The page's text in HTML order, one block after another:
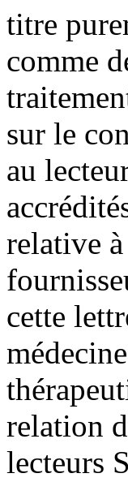
titre
comme
sur le
au
relative
cette
relation
lecteurs